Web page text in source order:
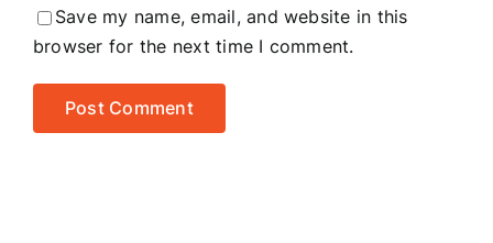
Save my name, email, and website in this
browser for the next time I comment.